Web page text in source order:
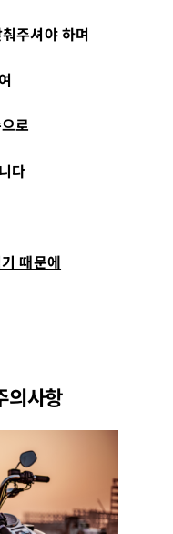
주셔야 하며
로
다
때문에
의사항